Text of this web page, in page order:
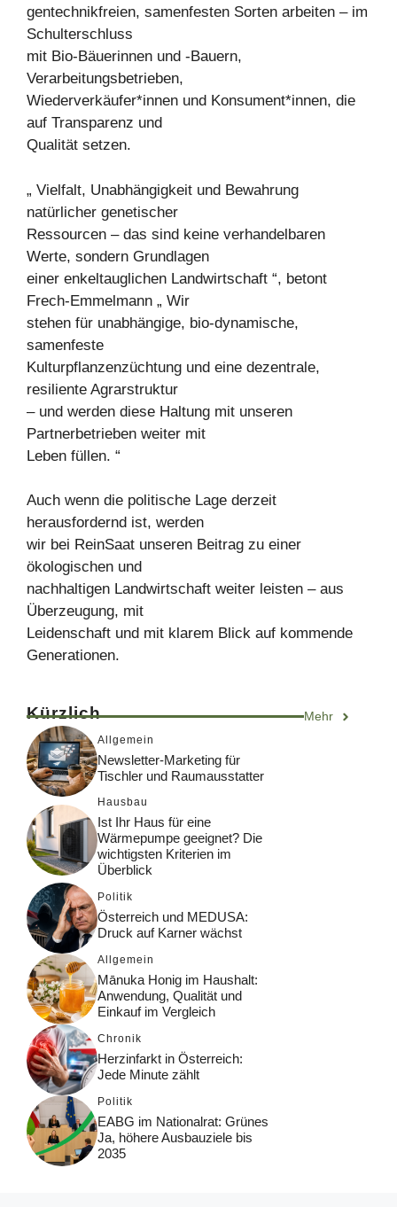
gentechnikfreien, samenfesten Sorten arbeiten – im
Schulterschluss
mit Bio-Bäuerinnen und -Bauern,
Verarbeitungsbetrieben,
Wiederverkäufer*innen und Konsument*innen, die
auf Transparenz und
Qualität setzen.
„ Vielfalt, Unabhängigkeit und Bewahrung
natürlicher genetischer
Ressourcen – das sind keine verhandelbaren
Werte, sondern Grundlagen
einer enkeltauglichen Landwirtschaft “, betont
Frech-Emmelmann „ Wir
stehen für unabhängige, bio-dynamische,
samenfeste
Kulturpflanzenzüchtung und eine dezentrale,
resiliente Agrarstruktur
– und werden diese Haltung mit unseren
Partnerbetrieben weiter mit
Leben füllen. “
Auch wenn die politische Lage derzeit
herausfordernd ist, werden
wir bei ReinSaat unseren Beitrag zu einer
ökologischen und
nachhaltigen Landwirtschaft weiter leisten – aus
Überzeugung, mit
Leidenschaft und mit klarem Blick auf kommende
Generationen.
Kürzlich Mehr
Allgemein
Newsletter-Marketing für
Tischler und Raumausstatter
Hausbau
Ist Ihr Haus für eine
Wärmepumpe geeignet? Die
wichtigsten Kriterien im
Überblick
Politik
Österreich und MEDUSA:
Druck auf Karner wächst
Allgemein
Mānuka Honig im Haushalt:
Anwendung, Qualität und
Einkauf im Vergleich
Chronik
Herzinfarkt in Österreich:
Jede Minute zählt
Politik
EABG im Nationalrat: Grünes
Ja, höhere Ausbauziele bis
2035